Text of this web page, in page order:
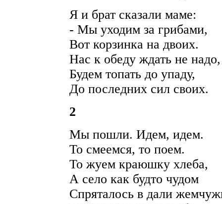
Я и брат сказали маме:
- Мы уходим за грибами,
Вот корзинка на двоих.
Нас к обеду ждать не надо,
Будем топать до упаду,
До последних сил своих.
2
Мы пошли. Идем, идем.
То смеемся, то поем.
То жуем краюшку хлеба,
А село как будто чудом
Спряталось в дали